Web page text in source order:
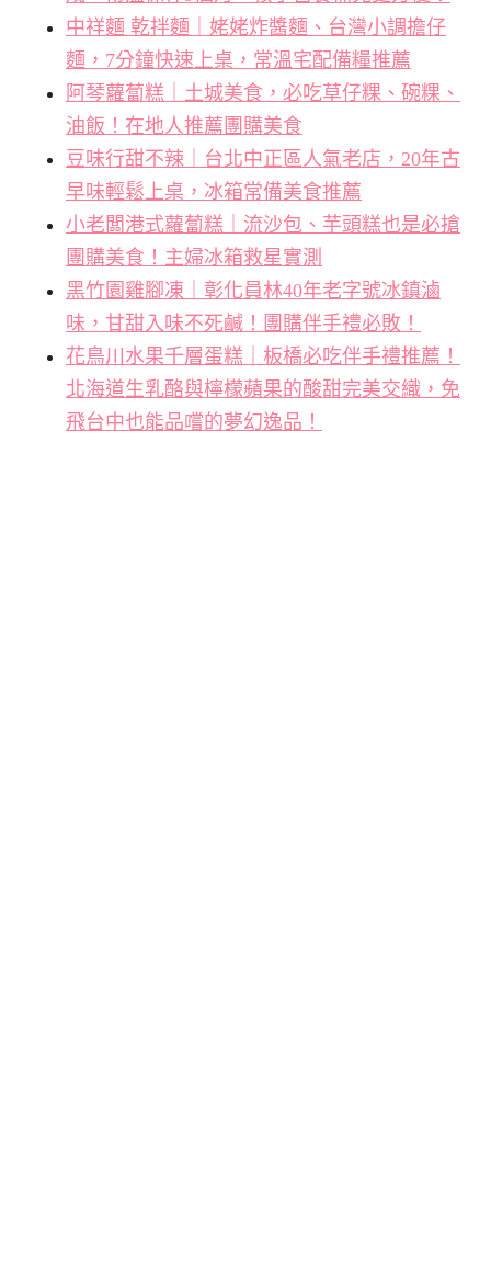
中祥麵 乾拌麵｜姥姥炸醬麵、台灣小調擔仔
麵，7分鐘快速上桌，常溫宅配備糧推薦
阿琴蘿蔔糕｜土城美食，必吃草仔粿、碗粿、
油飯！在地人推薦團購美食
豆味行甜不辣｜台北中正區人氣老店，20年古
早味輕鬆上桌，冰箱常備美食推薦
小老闆港式蘿蔔糕｜流沙包、芋頭糕也是必搶
團購美食！主婦冰箱救星實測
黑竹園雞腳凍｜彰化員林40年老字號冰鎮滷
味，甘甜入味不死鹹！團購伴手禮必敗！
花鳥川水果千層蛋糕｜板橋必吃伴手禮推薦！
北海道生乳酪與檸檬蘋果的酸甜完美交織，免
飛台中也能品嚐的夢幻逸品！